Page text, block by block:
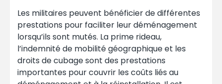
Les militaires peuvent bénéficier de différentes
prestations pour faciliter leur déménagement
lorsqu’ils sont mutés. La prime rideau,
l’indemnité de mobilité géographique et les
droits de cubage sont des prestations
importantes pour couvrir les coûts liés au